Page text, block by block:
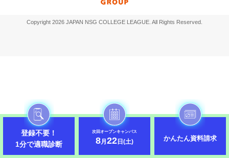
登録不要！
1分で適職診断
次回オープンキャンパス
8月 22日(土) かんたん資料請求
Copyright 2026 JAPAN NSG COLLEGE LEAGUE. All Rights Reserved.